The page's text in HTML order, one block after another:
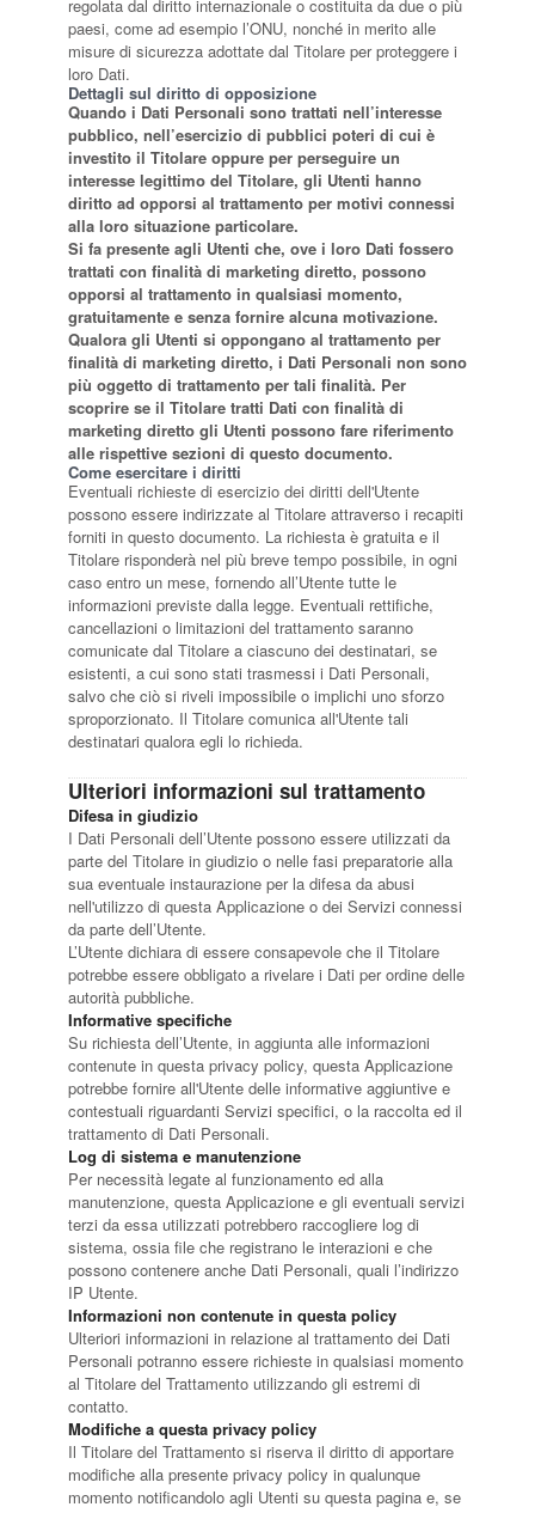
regolata dal diritto internazionale o costituita da due o più
paesi, come ad esempio l’ONU, nonché in merito alle
misure di sicurezza adottate dal Titolare per proteggere i
loro Dati.
Dettagli sul diritto di opposizione
Quando i Dati Personali sono trattati nell’interesse
pubblico, nell’esercizio di pubblici poteri di cui è
investito il Titolare oppure per perseguire un
interesse legittimo del Titolare, gli Utenti hanno
diritto ad opporsi al trattamento per motivi connessi
alla loro situazione particolare.
Si fa presente agli Utenti che, ove i loro Dati fossero
trattati con finalità di marketing diretto, possono
opporsi al trattamento in qualsiasi momento,
gratuitamente e senza fornire alcuna motivazione.
Qualora gli Utenti si oppongano al trattamento per
finalità di marketing diretto, i Dati Personali non sono
più oggetto di trattamento per tali finalità. Per
scoprire se il Titolare tratti Dati con finalità di
marketing diretto gli Utenti possono fare riferimento
alle rispettive sezioni di questo documento.
Come esercitare i diritti
Eventuali richieste di esercizio dei diritti dell'Utente
possono essere indirizzate al Titolare attraverso i recapiti
forniti in questo documento. La richiesta è gratuita e il
Titolare risponderà nel più breve tempo possibile, in ogni
caso entro un mese, fornendo all’Utente tutte le
informazioni previste dalla legge. Eventuali rettifiche,
cancellazioni o limitazioni del trattamento saranno
comunicate dal Titolare a ciascuno dei destinatari, se
esistenti, a cui sono stati trasmessi i Dati Personali,
salvo che ciò si riveli impossibile o implichi uno sforzo
sproporzionato. Il Titolare comunica all'Utente tali
destinatari qualora egli lo richieda.
Ulteriori informazioni sul trattamento
Difesa in giudizio
I Dati Personali dell’Utente possono essere utilizzati da
parte del Titolare in giudizio o nelle fasi preparatorie alla
sua eventuale instaurazione per la difesa da abusi
nell'utilizzo di questa Applicazione o dei Servizi connessi
da parte dell’Utente.
L’Utente dichiara di essere consapevole che il Titolare
potrebbe essere obbligato a rivelare i Dati per ordine delle
autorità pubbliche.
Informative specifiche
Su richiesta dell’Utente, in aggiunta alle informazioni
contenute in questa privacy policy, questa Applicazione
potrebbe fornire all'Utente delle informative aggiuntive e
contestuali riguardanti Servizi specifici, o la raccolta ed il
trattamento di Dati Personali.
Log di sistema e manutenzione
Per necessità legate al funzionamento ed alla
manutenzione, questa Applicazione e gli eventuali servizi
terzi da essa utilizzati potrebbero raccogliere log di
sistema, ossia file che registrano le interazioni e che
possono contenere anche Dati Personali, quali l’indirizzo
IP Utente.
Informazioni non contenute in questa policy
Ulteriori informazioni in relazione al trattamento dei Dati
Personali potranno essere richieste in qualsiasi momento
al Titolare del Trattamento utilizzando gli estremi di
contatto.
Modifiche a questa privacy policy
Il Titolare del Trattamento si riserva il diritto di apportare
modifiche alla presente privacy policy in qualunque
momento notificandolo agli Utenti su questa pagina e, se